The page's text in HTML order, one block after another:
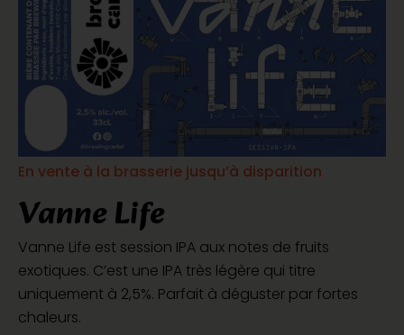
En vente à la brasserie jusqu’à disparition
Vanne Life
Vanne Life est session IPA aux notes de fruits
exotiques. C’est une IPA très légère qui titre
uniquement à 2,5%. Parfait à déguster par fortes
chaleurs.